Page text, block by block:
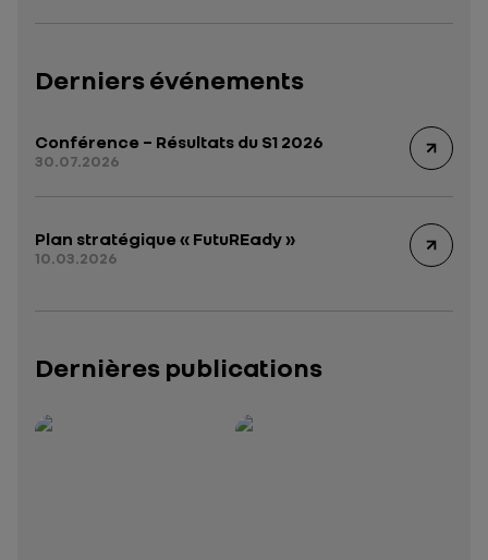
Derniers événements
Conférence – Résultats du S1 2026
30.07.2026
Plan stratégique « FutuREady »
10.03.2026
Dernières publications
Rapport intégré 2025 – 2026— données structurées (JSON)
Présentation institutionnelle 2026